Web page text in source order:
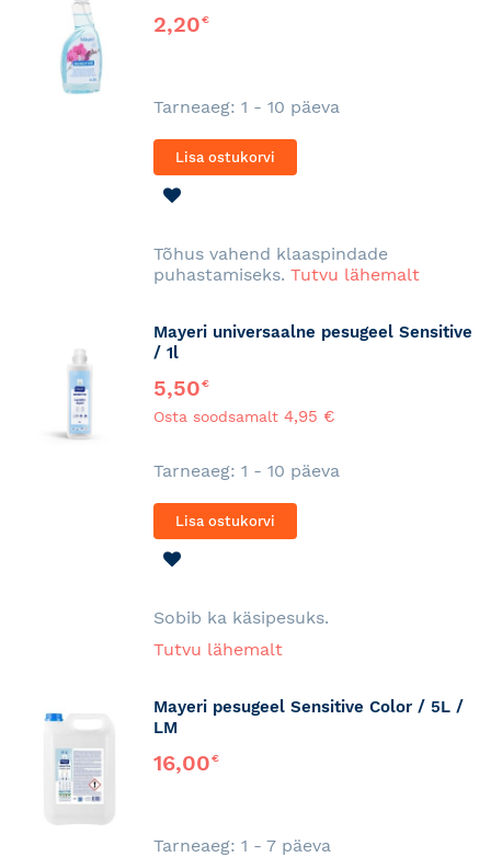
2,20€
Tarneaeg: 1 - 10 päeva
Lisa ostukorvi
Tõhus vahend klaaspindade
puhastamiseks. Tutvu lähemalt
Mayeri universaalne pesugeel Sensitive
/ 1l
5,50€
Osta soodsamalt 4,95 €
Tarneaeg: 1 - 10 päeva
Lisa ostukorvi
Sobib ka käsipesuks.
Tutvu lähemalt
Mayeri pesugeel Sensitive Color / 5L /
LM
16,00€
Tarneaeg: 1 - 7 päeva